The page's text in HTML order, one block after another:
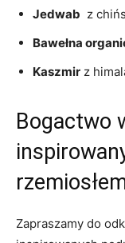
Jedwab
z
Bawełna
Kaszmir z
Bogactwo
Zapraszamy do